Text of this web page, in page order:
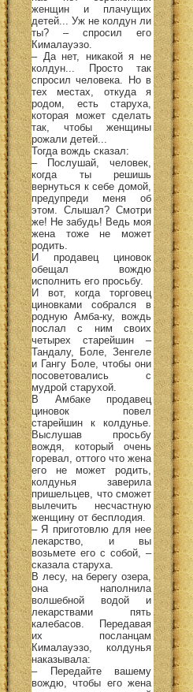
женщин и плачущих
детей... Уж не колдун ли
ты? – спросил его
Кималауэзо.
– Да нет, никакой я не
колдун... Просто так
спросил человека. Но в
тех местах, откуда я
родом, есть старуха,
которая может сделать
так, чтобы женщины
рожали детей...
Тогда вождь сказал:
– Послушай, человек,
когда ты решишь
вернуться к себе домой,
предупреди меня об
этом. Слышал? Смотри
же! Не забудь! Ведь моя
жена тоже не может
родить.
И продавец циновок
обещал вождю
исполнить его просьбу.
И вот, когда торговец
циновками собрался в
родную Амба-ку, вождь
послал с ним своих
четырех старейшин –
Тандалу, Боле, Зенгеле
и Гангу Боле, чтобы они
посоветовались с
мудрой старухой.
В Амбаке продавец
циновок повел
старейшин к колдунье.
Выслушав просьбу
вождя, который очень
горевал, оттого что жена
его не может родить,
колдунья заверила
пришельцев, что сможет
вылечить несчастную
женщину от бесплодия.
– Я приготовлю для нее
лекарство, и вы
возьмете его с собой, –
сказала старуха.
В лесу, на берегу озера,
она наполнила
волшебной водой и
лекарствами пять
калебасов. Передавая
их посланцам
Кималауэзо, колдунья
наказывала:
– Передайте вашему
вождю, чтобы его жена